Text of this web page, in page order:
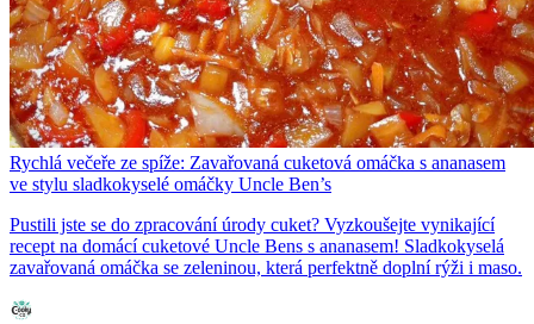
Rychlá večeře ze spíže: Zavařovaná cuketová omáčka s ananasem
ve stylu sladkokyselé omáčky Uncle Ben’s
Pustili jste se do zpracování úrody cuket? Vyzkoušejte vynikající
recept na domácí cuketové Uncle Bens s ananasem! Sladkokyselá
zavařovaná omáčka se zeleninou, která perfektně doplní rýži i maso.